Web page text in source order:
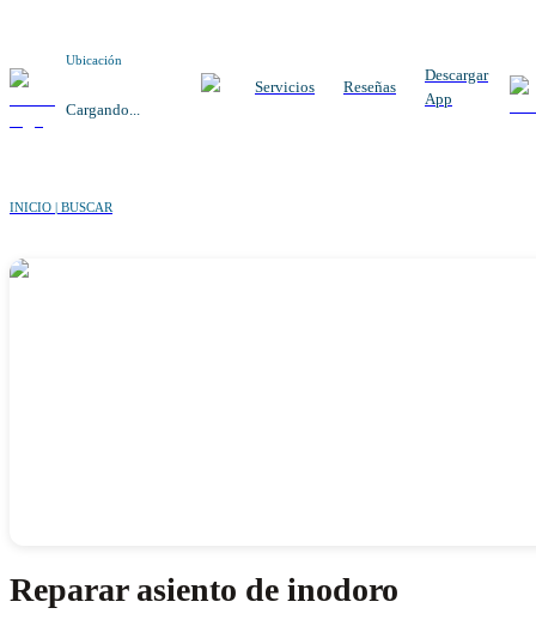
Ubicación
Cargando...
Servicios Reseñas
Descargar
App
INICIO | BUSCAR
Reparar asiento de inodoro